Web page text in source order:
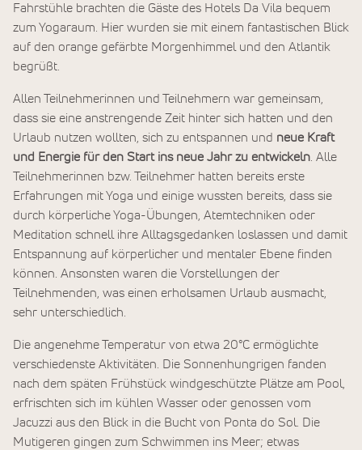
Fahrstühle brachten die Gäste des Hotels Da Vila bequem
zum Yogaraum. Hier wurden sie mit einem fantastischen Blick
auf den orange gefärbte Morgenhimmel und den Atlantik
begrüßt.
Allen Teilnehmerinnen und Teilnehmern war gemeinsam,
dass sie eine anstrengende Zeit hinter sich hatten und den
Urlaub nutzen wollten, sich zu entspannen und neue Kraft
und Energie für den Start ins neue Jahr zu entwickeln . Alle
Teilnehmerinnen bzw. Teilnehmer hatten bereits erste
Erfahrungen mit Yoga und einige wussten bereits, dass sie
durch körperliche Yoga-Übungen, Atemtechniken oder
Meditation schnell ihre Alltagsgedanken loslassen und damit
Entspannung auf körperlicher und mentaler Ebene finden
können. Ansonsten waren die Vorstellungen der
Teilnehmenden, was einen erholsamen Urlaub ausmacht,
sehr unterschiedlich.
Die angenehme Temperatur von etwa 20°C ermöglichte
verschiedenste Aktivitäten. Die Sonnenhungrigen fanden
nach dem späten Frühstück windgeschützte Plätze am Pool,
erfrischten sich im kühlen Wasser oder genossen vom
Jacuzzi aus den Blick in die Bucht von Ponta do Sol. Die
Mutigeren gingen zum Schwimmen ins Meer; etwas